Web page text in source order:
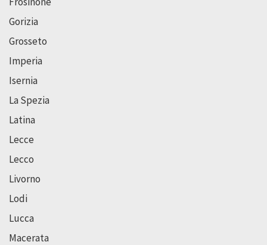
Gorizia
Grosseto
Imperia
Isernia
La Spezia
Latina
Lecce
Lecco
Livorno
Lodi
Lucca
Macerata